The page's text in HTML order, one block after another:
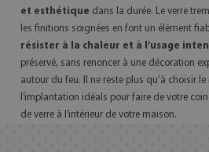
et esthétique dans la durée. Le verre
les finitions soignées en font un élément
résister à la chaleur et à l’usage
préservé, sans renoncer à une décoration
autour du feu. Il ne reste plus qu’à choisir
l’implantation idéals pour faire de votre
de verre à l’intérieur de votre maison.